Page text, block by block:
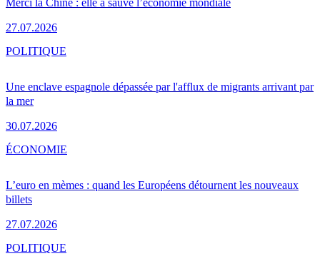
27.07.2026
Une enclave espagnole dépassée par l'afflux de migrants arrivant par
la mer
30.07.2026
POLITIQUE
L’euro en mèmes : quand les Européens détournent les nouveaux
billets
27.07.2026
ÉCONOMIE
POLITIQUE